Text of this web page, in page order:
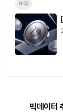
마감
빅데이터